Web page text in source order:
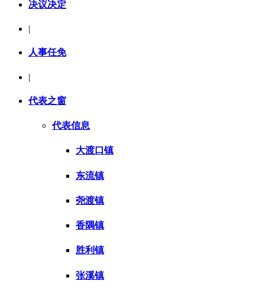
决议决定
|
人事任免
|
代表之窗
代表信息
大渡口镇
东流镇
尧渡镇
香隅镇
胜利镇
张溪镇